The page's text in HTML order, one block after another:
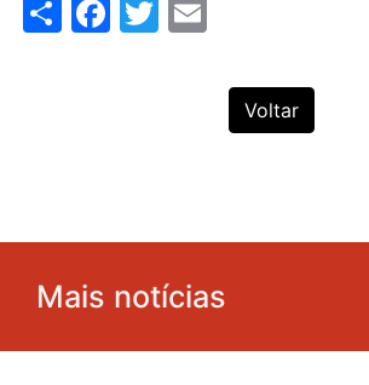
ShareFacebook
Twitter
Voltar
Mais notícias